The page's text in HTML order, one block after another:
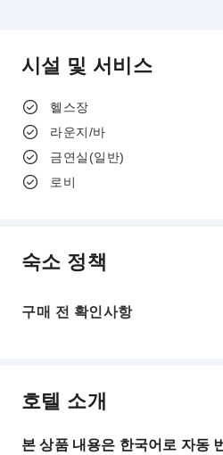
시설 및 서비스
헬스장
라운지/바
금연실(일반)
로비
숙소 정책
구매 전 확인사항
호텔 소개
본 상품 내용은 한국어로 자동